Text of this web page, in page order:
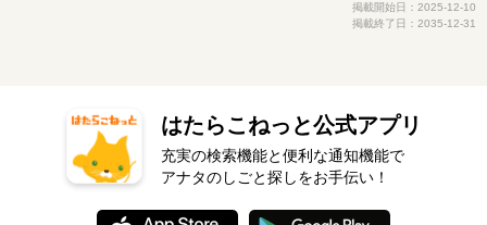
掲載開始日：2025-12-10
掲載終了日：2035-12-31
はたらこねっと公式アプリ
充実の検索機能と便利な通知機能で
アナタのしごと探しをお手伝い！